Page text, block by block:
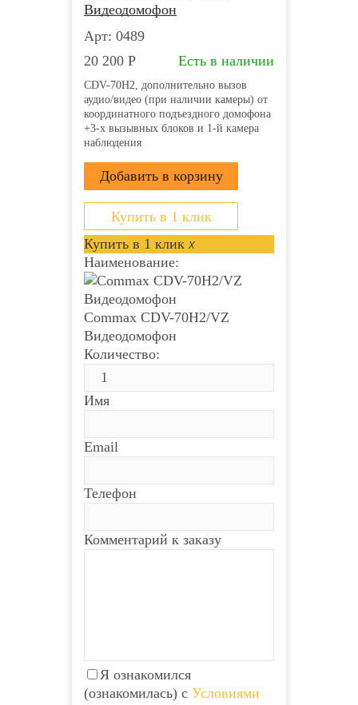
Видеодомофон
Арт: 0489
20 200 Р Есть в наличии
CDV-70H2, дополнительно вызов
аудио/видео (при наличии камеры) от
координатного подъездного домофона
+3-х вызывных блоков и 1-й камера
наблюдения
Купить в 1 клик
Купить в 1 клик x
Наименование:
Commax CDV-70H2/VZ
Видеодомофон
Количество:
Имя
Email
Телефон
Комментарий к заказу
Я ознакомился
(ознакомилась) с Условиями